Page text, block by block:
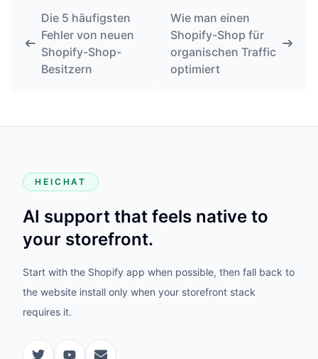
Die 5 häufigsten
Fehler von neuen
Shopify-Shop-
Besitzern
Wie man einen
Shopify-Shop für
organischen Traffic
optimiert
HEICHAT
AI support that feels native to
your storefront.
Start with the Shopify app when possible, then fall back to
the website install only when your storefront stack
requires it.